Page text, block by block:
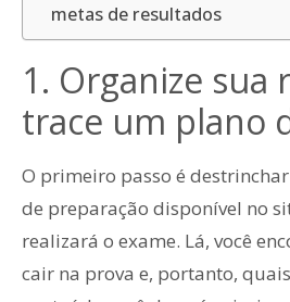
metas de resultados
1. Organize sua
trace um plano
O primeiro passo é
de preparação disponível no
realizará o exame. Lá, você
cair na prova e, portanto,